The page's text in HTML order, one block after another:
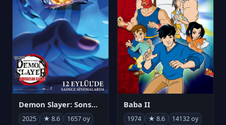
Demon Slayer: Sonsuzluk Kalesi
2025 ★ 8.6 1657 oy
Baba II
1974 ★ 8.6 14132 oy